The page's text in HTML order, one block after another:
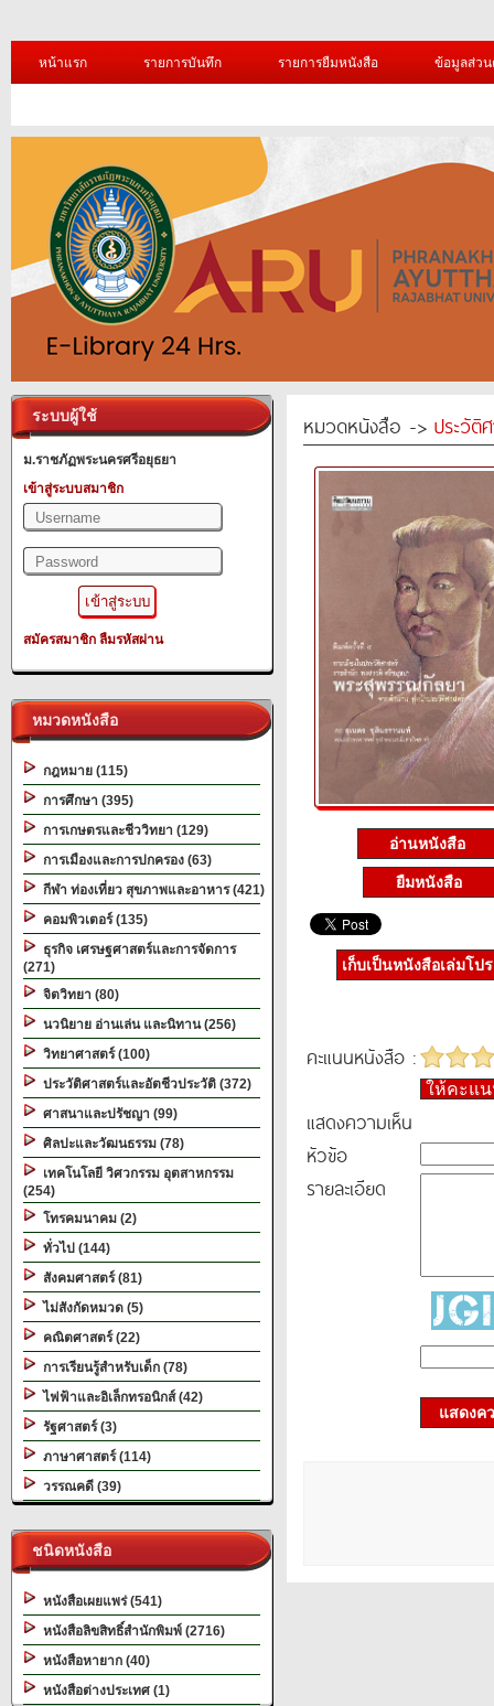
หน้าแรก รายการบันทึก รายการยืมหนังสือ ข้อมูลส่ว
ระบบผู้ใช้
ม.ราชภัฏพระนครศรีอยุธยา
เข้าสู่ระบบสมาชิก
สมัครสมาชิก ลืมรหัสผ่าน
หมวดหนังสือ
กฎหมาย (115)
การศึกษา (395)
การเกษตรและชีววิทยา (129)
การเมืองและการปกครอง (63)
กีฬา ท่องเที่ยว สุขภาพและอาหาร (421)
คอมพิวเตอร์ (135)
ธุรกิจ เศรษฐศาสตร์และการจัดการ
(271)
จิตวิทยา (80)
นวนิยาย อ่านเล่น และนิทาน (256)
วิทยาศาสตร์ (100)
ประวัติศาสตร์และอัตชีวประวัติ (372)
ศาสนาและปรัชญา (99)
ศิลปะและวัฒนธรรม (78)
เทคโนโลยี วิศวกรรม อุตสาหกรรม
(254)
โทรคมนาคม (2)
ทั่วไป (144)
สังคมศาสตร์ (81)
ไม่สังกัดหมวด (5)
คณิตศาสตร์ (22)
การเรียนรู้สำหรับเด็ก (78)
ไฟฟ้าและอิเล็กทรอนิกส์ (42)
รัฐศาสตร์ (3)
ภาษาศาสตร์ (114)
วรรณคดี (39)
ชนิดหนังสือ
หนังสือเผยแพร่ (541)
หนังสือลิขสิทธิ์สำนักพิมพ์ (2716)
หนังสือหายาก (40)
หนังสือต่างประเทศ (1)
หมวดหนังสือ -> ประวัติ
อ่านหนังสือ
ยืมหนังสือ
เก็บเป็นหนังสือเล่มโป
คะแนนหนังสือ :
ให้คะแ
แสดงความเห็น
หัวข้อ
รายละเอียด
แสดงค